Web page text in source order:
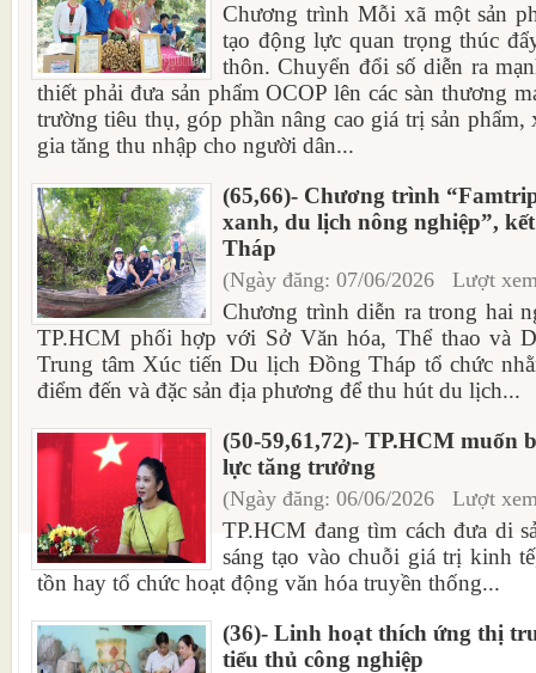
Chương trình Mỗi xã một sản
tạo động lực quan trọng thúc
thôn. Chuyển đổi số diễn ra
thiết phải đưa sản phẩm OCOP lên các sàn thương
trường tiêu thụ, góp phần nâng cao giá trị sản
gia tăng thu nhập cho người dân...
(65,66)- Chương trình
xanh, du lịch nông nghiệp”,
Tháp
(Ngày đăng: 07/06/2026 Lượt
Chương trình diễn ra trong hai
TP.HCM phối hợp với Sở Văn hóa, Thể thao và
Trung tâm Xúc tiến Du lịch Đồng Tháp tổ chức
điểm đến và đặc sản địa phương để thu hút du lịch...
(50-59,61,72)- TP.HCM muốn
lực tăng trưởng
(Ngày đăng: 06/06/2026 Lượt
TP.HCM đang tìm cách đưa di
sáng tạo vào chuỗi giá trị kinh
tồn hay tổ chức hoạt động văn hóa truyền thống...
(36)- Linh hoạt thích ứng thị
tiểu thủ công nghiệp